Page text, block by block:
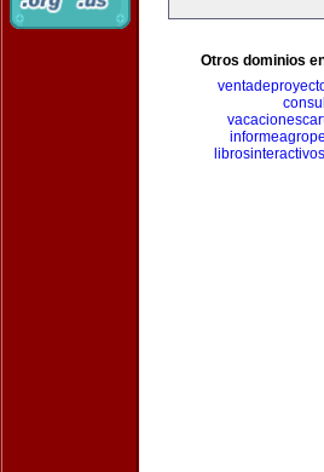
Otros dominios